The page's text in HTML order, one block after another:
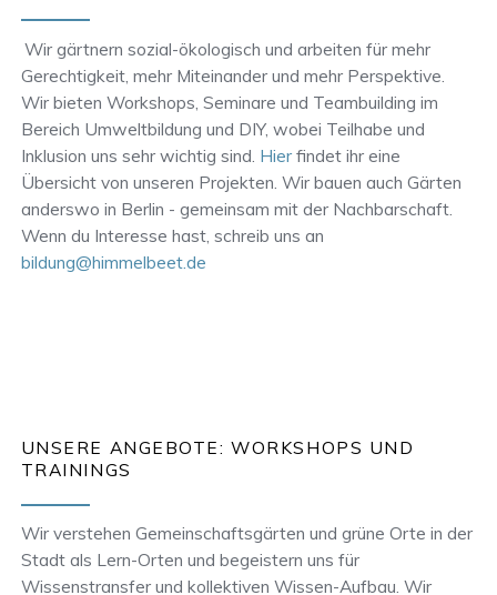
Wir gärtnern sozial-ökologisch und arbeiten für mehr
Gerechtigkeit, mehr Miteinander und mehr Perspektive.
Wir bieten Workshops, Seminare und Teambuilding im
Bereich Umweltbildung und DIY, wobei Teilhabe und
Inklusion uns sehr wichtig sind. Hierfindet ihr eine
Übersicht von unseren Projekten. Wir bauen auch Gärten
anderswo in Berlin - gemeinsam mit der Nachbarschaft.
Wenn du Interesse hast, schreib uns an
bildung@himmelbeet.de
UNSERE ANGEBOTE: WORKSHOPS UND
TRAININGS
Wir verstehen Gemeinschaftsgärten und grüne Orte in der
Stadt als Lern-Orten und begeistern uns für
Wissenstransfer und kollektiven Wissen-Aufbau. Wir